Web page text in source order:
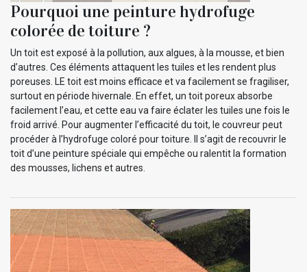
Pourquoi une peinture hydrofuge
colorée de toiture ?
Un toit est exposé à la pollution, aux algues, à la mousse, et bien
d’autres. Ces éléments attaquent les tuiles et les rendent plus
poreuses. LE toit est moins efficace et va facilement se fragiliser,
surtout en période hivernale. En effet, un toit poreux absorbe
facilement l’eau, et cette eau va faire éclater les tuiles une fois le
froid arrivé. Pour augmenter l’efficacité du toit, le couvreur peut
procéder à l’hydrofuge coloré pour toiture. Il s’agit de recouvrir le
toit d’une peinture spéciale qui empêche ou ralentit la formation
des mousses, lichens et autres.